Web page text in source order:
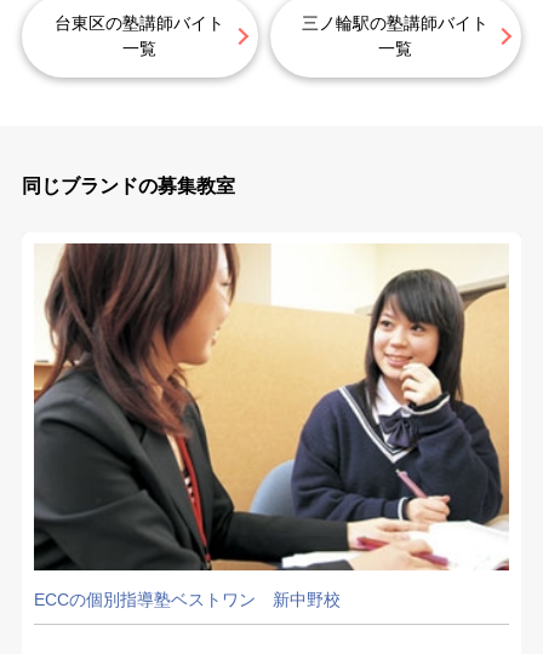
台東区の塾講師バイト
一覧
三ノ輪駅の塾講師バイト
一覧
同じブランドの募集教室
ECCの個別指導塾ベストワン 新中野校